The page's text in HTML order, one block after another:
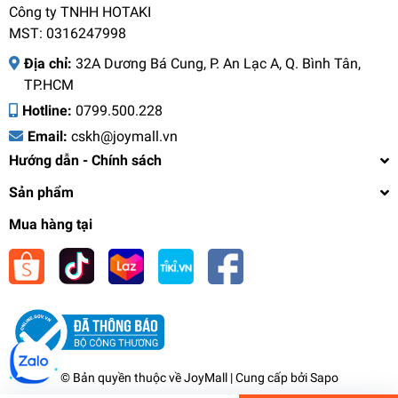
Công ty TNHH HOTAKI
MST: 0316247998
Địa chỉ: 32A Dương Bá Cung, P. An Lạc A, Q. Bình Tân,
TP.HCM
Hotline: 0799.500.228
Email: cskh@joymall.vn
Hướng dẫn - Chính sách
Sản phẩm
Mua hàng tại
© Bản quyền thuộc vềJoyMall| Cung cấp bởiSapo
Bộ lau nhà tự vắt thông minh Elmich EL8428,
bình chứa 10L - JoyMall
1.100.000₫
undefined